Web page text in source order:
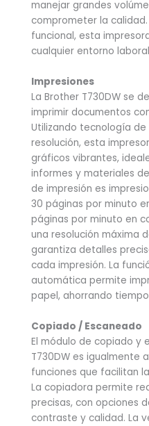
manejar grandes
comprometer la
funcional, esta
cualquier entorno
Impresiones
La Brother T730DW se
imprimir documentos
Utilizando tecnología
resolución, esta
gráficos vibrantes,
informes y materiales
de impresión es
30 páginas por minuto
páginas por minuto en
una resolución máxima
garantiza detalles
cada impresión. La
automática permite
papel, ahorrando
Copiado / Escaneado
El módulo de copiado y
T730DW es igualmente
funciones que facilitan
La copiadora permite
precisas, con opciones
contraste y calidad. La